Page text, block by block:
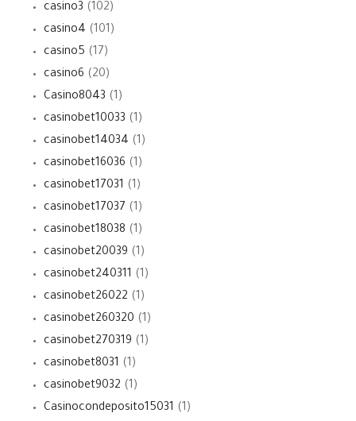
casino3 (102)
casino4 (101)
casino5 (17)
casino6 (20)
Casino8043 (1)
casinobet10033 (1)
casinobet14034 (1)
casinobet16036 (1)
casinobet17031 (1)
casinobet17037 (1)
casinobet18038 (1)
casinobet20039 (1)
casinobet240311 (1)
casinobet26022 (1)
casinobet260320 (1)
casinobet270319 (1)
casinobet8031 (1)
casinobet9032 (1)
Casinocondeposito15031 (1)